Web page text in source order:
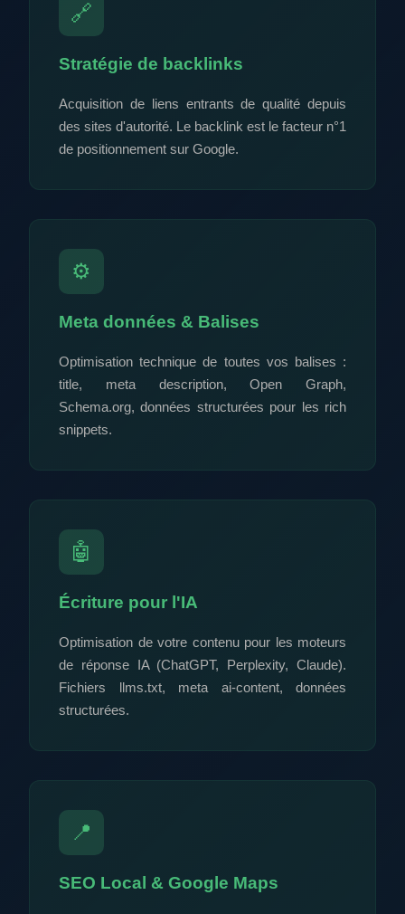
🔗
Stratégie de backlinks
Acquisition de liens entrants de qualité depuis
des sites d'autorité. Le backlink est le facteur n°1
de positionnement sur Google.
⚙️
Meta données & Balises
Optimisation technique de toutes vos balises :
title, meta description, Open Graph,
Schema.org, données structurées pour les rich
snippets.
🤖
Écriture pour l'IA
Optimisation de votre contenu pour les moteurs
de réponse IA (ChatGPT, Perplexity, Claude).
Fichiers llms.txt, meta ai-content, données
structurées.
📍
SEO Local & Google Maps